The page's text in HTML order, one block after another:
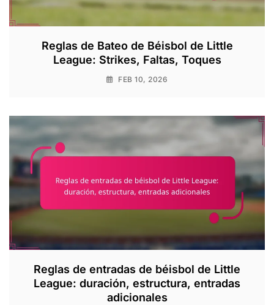
Reglas de Bateo de Béisbol de Little
League: Strikes, Faltas, Toques
FEB 10, 2026
Reglas de entradas de béisbol de Little
League: duración, estructura, entradas
adicionales